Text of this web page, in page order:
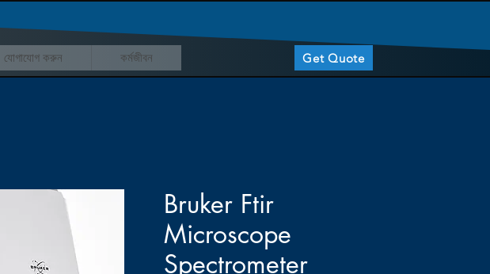
যোগাযোগ করুন কর্মজীবন Get Quote
Bruker Ftir
Microscope
Spectrometer